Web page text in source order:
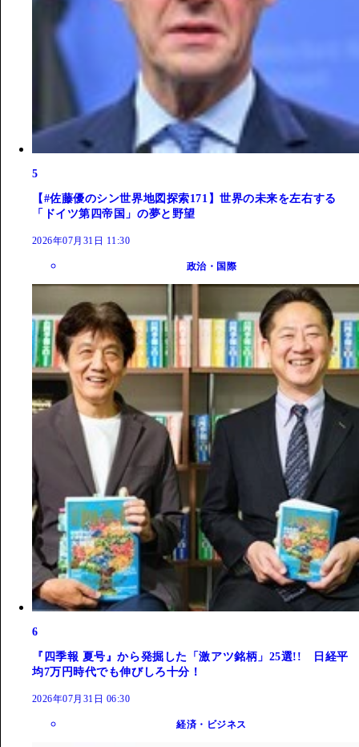
5
【#佐藤優のシン世界地図探索171】世界の未来を左右する
「ドイツ第四帝国」の夢と野望
2026年07月31日 11:30
政治・国際
6
『四季報 夏号』から発掘した「激アツ銘柄」25選!! 日経平
均7万円時代でも伸びしろ十分！
2026年07月31日 06:30
経済・ビジネス